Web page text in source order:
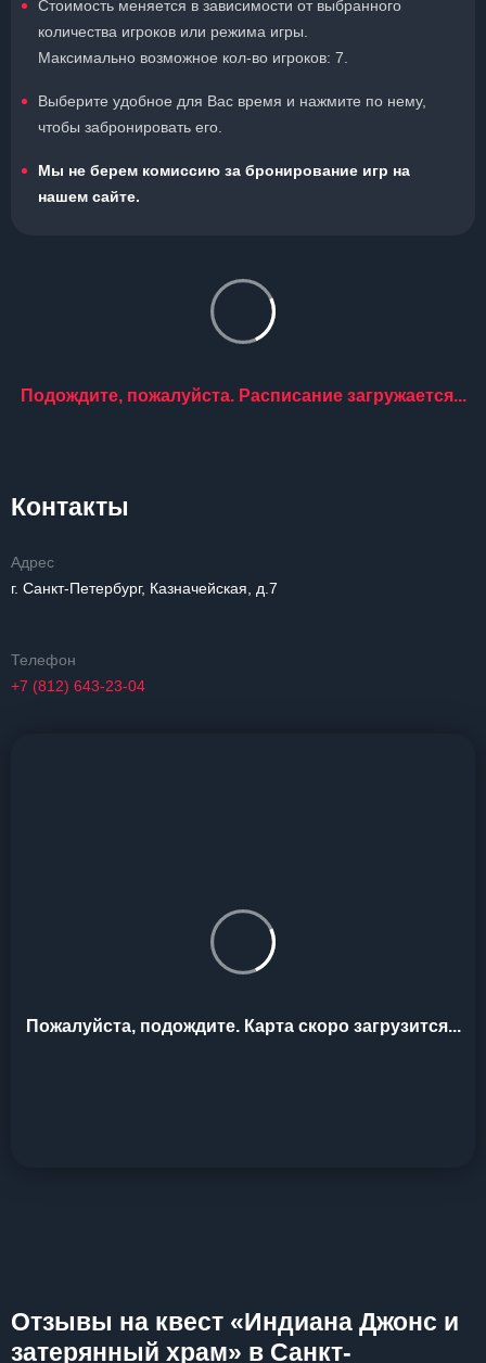
Стоимость меняется в зависимости от выбранного
количества игроков или режима игры.
Максимально возможное кол-во игроков: 7.
Выберите удобное для Вас время и нажмите по нему,
чтобы забронировать его.
Мы не берем комиссию за бронирование игр на
нашем сайте.
Подождите, пожалуйста. Расписание загружается...
Контакты
Адрес
г. Санкт-Петербург, Казначейская, д.7
Телефон
+7 (812) 643-23-04
Пожалуйста, подождите. Карта скоро загрузится...
Отзывы на квест «Индиана Джонс и
затерянный храм» в Санкт-